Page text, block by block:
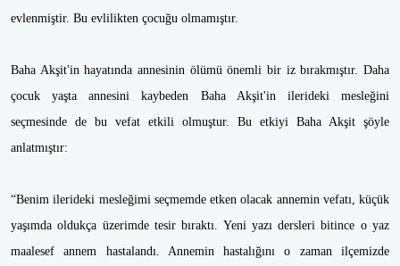
evlenmiştir. Bu evlilikten çocuğu olmamıştır.
Baha Akşit'in hayatında annesinin ölümü önemli bir iz bırakmıştır. Daha
çocuk yaşta annesini kaybeden Baha Akşit'in ilerideki mesleğini
seçmesinde de bu vefat etkili olmuştur. Bu etkiyi Baha Akşit şöyle
anlatmıştır:
“Benim ilerideki mesleğimi seçmemde etken olacak annemin vefatı, küçük
yaşımda oldukça üzerimde tesir bıraktı. Yeni yazı dersleri bitince o yaz
maalesef annem hastalandı. Annemin hastalığını o zaman ilçemizde